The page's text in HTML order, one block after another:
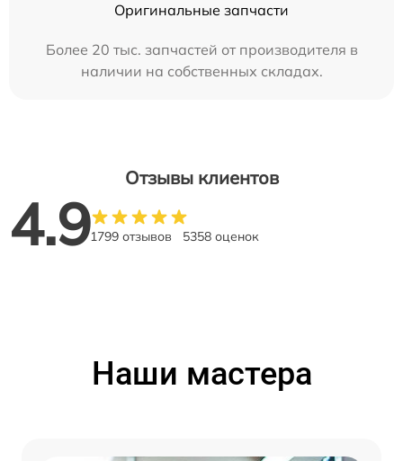
Оригинальные запчасти
Более 20 тыс. запчастей от производителя в
наличии на собственных складах.
Отзывы клиентов
4.91799 отзывов 5358 оценок
Наши мастера